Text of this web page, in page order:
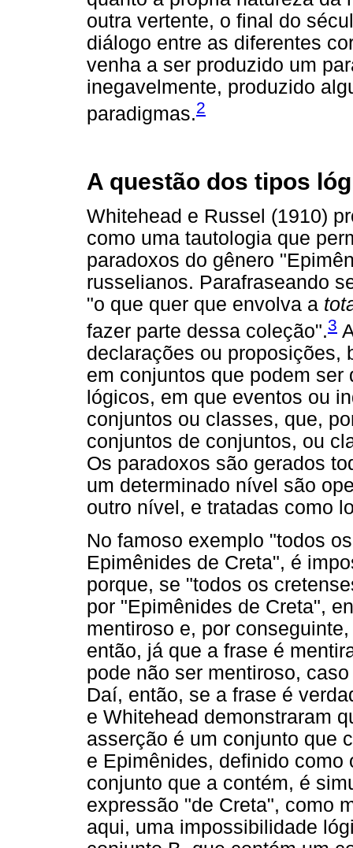
outra vertente, o final do
diálogo entre as diferentes
venha a ser produzido um
inegavelmente, produzido
paradigmas.2
A questão dos tipos
Whitehead e Russel (1910)
como uma tautologia que
paradoxos do gênero
russelianos. Parafraseando
"o que quer que envolva a
fazer parte dessa coleção".3
declarações ou proposições,
em conjuntos que podem
lógicos, em que eventos ou
conjuntos ou classes, que,
conjuntos de conjuntos, ou
Os paradoxos são gerados
um determinado nível são
outro nível, e tratadas como
No famoso exemplo "todos
Epimênides de Creta", é
porque, se "todos os
por "Epimênides de Creta",
mentiroso e, por
então, já que a frase é
pode não ser mentiroso,
Daí, então, se a frase é
e Whitehead demonstraram
asserção é um conjunto que
e Epimênides, definido como
conjunto que a contém, é
expressão "de Creta", como
aqui, uma impossibilidade